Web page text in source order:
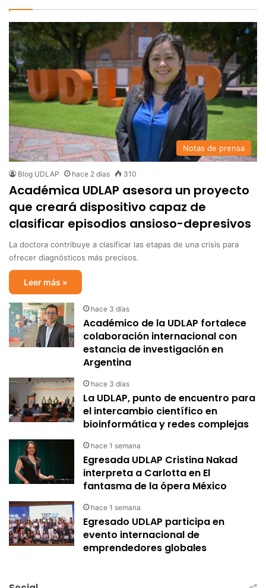
Notas de prensa
Blog UDLAP hace 2 días 310
Académica UDLAP asesora un proyecto
que creará dispositivo capaz de
clasificar episodios ansioso-depresivos
La doctora contribuye a clasificar las etapas de una crisis para
ofrecer diagnósticos más precisos.
Leer más »
hace 3 días
Académico de la UDLAP fortalece
colaboración internacional con
estancia de investigación en
Argentina
hace 3 días
La UDLAP, punto de encuentro para
el intercambio científico en
bioinformática y redes complejas
hace 1 semana
Egresada UDLAP Cristina Nakad
interpreta a Carlotta en El
fantasma de la ópera México
hace 1 semana
Egresado UDLAP participa en
evento internacional de
emprendedores globales